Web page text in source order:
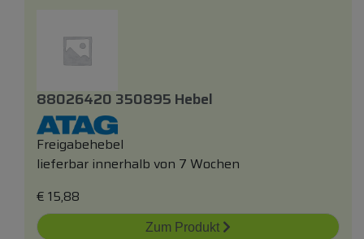
88026420 350895 Hebel
Freigabehebel
lieferbar innerhalb von 7 Wochen
€ 15,88
Zum Produkt